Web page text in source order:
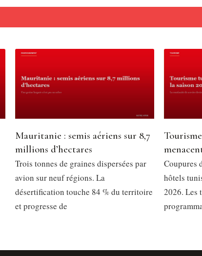
Mauritanie : semis aériens sur 8,7
millions d’hectares
Trois tonnes de graines dispersées par
avion sur neuf régions. La
désertification touche 84 % du territoire
et progresse de
Coupures
hôtels
2026. Les